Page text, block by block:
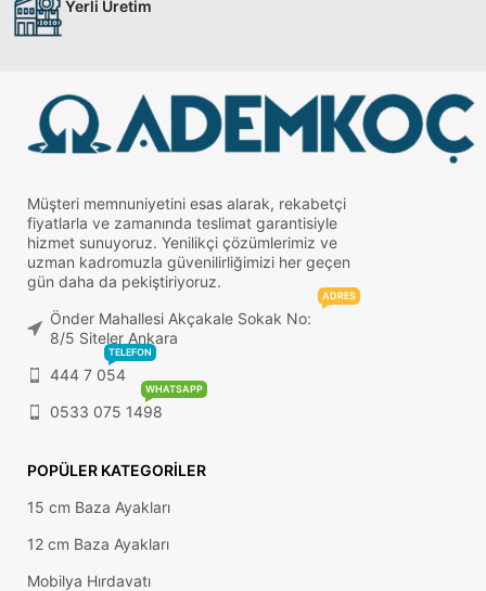
Yerli Üretim
Müşteri memnuniyetini esas alarak, rekabetçi
fiyatlarla ve zamanında teslimat garantisiyle
hizmet sunuyoruz. Yenilikçi çözümlerimiz ve
uzman kadromuzla güvenilirliğimizi her geçen
gün daha da pekiştiriyoruz.
Önder Mahallesi Akçakale Sokak No:
8/5 Siteler Ankara
ADRES
444 7 054
TELEFON
0533 075 1498
WHATSAPP
POPÜLER KATEGORILER
15 cm Baza Ayakları
12 cm Baza Ayakları
Mobilya Hırdavatı